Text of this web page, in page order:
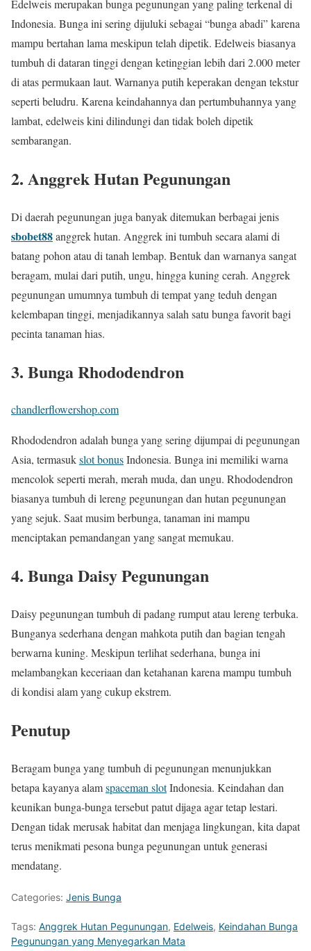
Edelweis merupakan bunga pegunungan yang paling terkenal di
Indonesia. Bunga ini sering dijuluki sebagai “bunga abadi” karena
mampu bertahan lama meskipun telah dipetik. Edelweis biasanya
tumbuh di dataran tinggi dengan ketinggian lebih dari 2.000 meter
di atas permukaan laut. Warnanya putih keperakan dengan tekstur
seperti beludru. Karena keindahannya dan pertumbuhannya yang
lambat, edelweis kini dilindungi dan tidak boleh dipetik
sembarangan.
2. Anggrek Hutan Pegunungan
Di daerah pegunungan juga banyak ditemukan berbagai jenis
sbobet88anggrek hutan. Anggrek ini tumbuh secara alami di
batang pohon atau di tanah lembap. Bentuk dan warnanya sangat
beragam, mulai dari putih, ungu, hingga kuning cerah. Anggrek
pegunungan umumnya tumbuh di tempat yang teduh dengan
kelembapan tinggi, menjadikannya salah satu bunga favorit bagi
pecinta tanaman hias.
3. Bunga Rhododendron
chandlerflowershop.com
Rhododendron adalah bunga yang sering dijumpai di pegunungan
Asia, termasukslot bonusIndonesia. Bunga ini memiliki warna
mencolok seperti merah, merah muda, dan ungu. Rhododendron
biasanya tumbuh di lereng pegunungan dan hutan pegunungan
yang sejuk. Saat musim berbunga, tanaman ini mampu
menciptakan pemandangan yang sangat memukau.
4. Bunga Daisy Pegunungan
Daisy pegunungan tumbuh di padang rumput atau lereng terbuka.
Bunganya sederhana dengan mahkota putih dan bagian tengah
berwarna kuning. Meskipun terlihat sederhana, bunga ini
melambangkan keceriaan dan ketahanan karena mampu tumbuh
di kondisi alam yang cukup ekstrem.
Penutup
Beragam bunga yang tumbuh di pegunungan menunjukkan
betapa kayanya alamspaceman slotIndonesia. Keindahan dan
keunikan bunga-bunga tersebut patut dijaga agar tetap lestari.
Dengan tidak merusak habitat dan menjaga lingkungan, kita dapat
terus menikmati pesona bunga pegunungan untuk generasi
mendatang.
Categories: Jenis Bunga
Tags: Anggrek Hutan Pegunungan, Edelweis, Keindahan Bunga
Pegunungan yang Menyegarkan Mata